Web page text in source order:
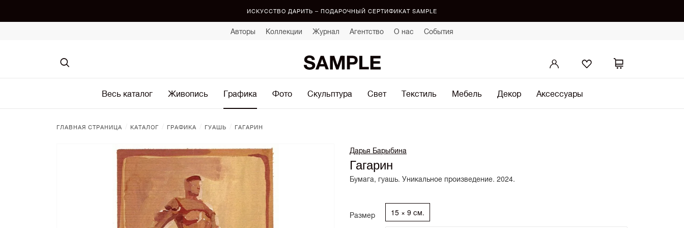
ИСКУССТВО ДАРИТЬ – ПОДАРОЧНЫЙ СЕРТИФИКАТ SAMPLE
Авторы Коллекции Журнал Агентство О нас События
Весь каталог Живопись Графика Фото Скульптура Свет Текстиль Мебель Декор Аксессуары
ГЛАВНАЯ СТРАНИЦА КАТАЛОГ ГРАФИКА ГУАШЬ ГАГАРИН
Дарья Барыбина
Гагарин
Бумага, гуашь. Уникальное произведение. 2024.
Размер 15 × 9 см.